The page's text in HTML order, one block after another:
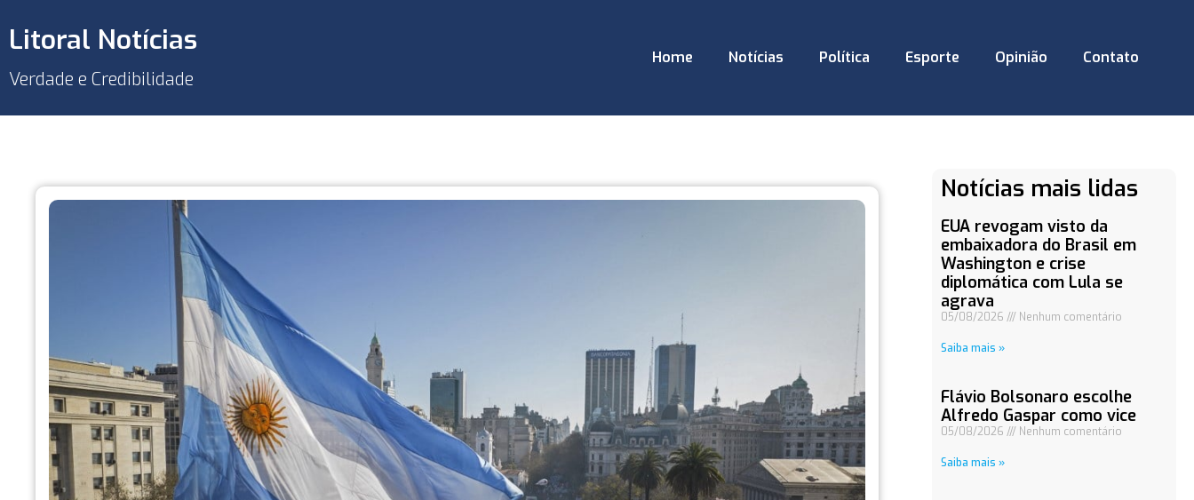
Litoral Notícias
Verdade e Credibilidade
Home Notícias Política Esporte Opinião Contato
Notícias mais lidas
EUA revogam visto da
embaixadora do Brasil em
Washington e crise
diplomática com Lula se
agrava
05/08/2026 Nenhum comentário
Saiba mais »
Flávio Bolsonaro escolhe
Alfredo Gaspar como vice
05/08/2026 Nenhum comentário
Saiba mais »